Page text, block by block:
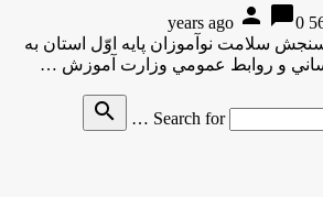
56
person chat_bubble0
برای سنجش سلامت نوآموزان پایه اوّل استان به
و روابط عمومي وزارت آموزش …
Search for
search